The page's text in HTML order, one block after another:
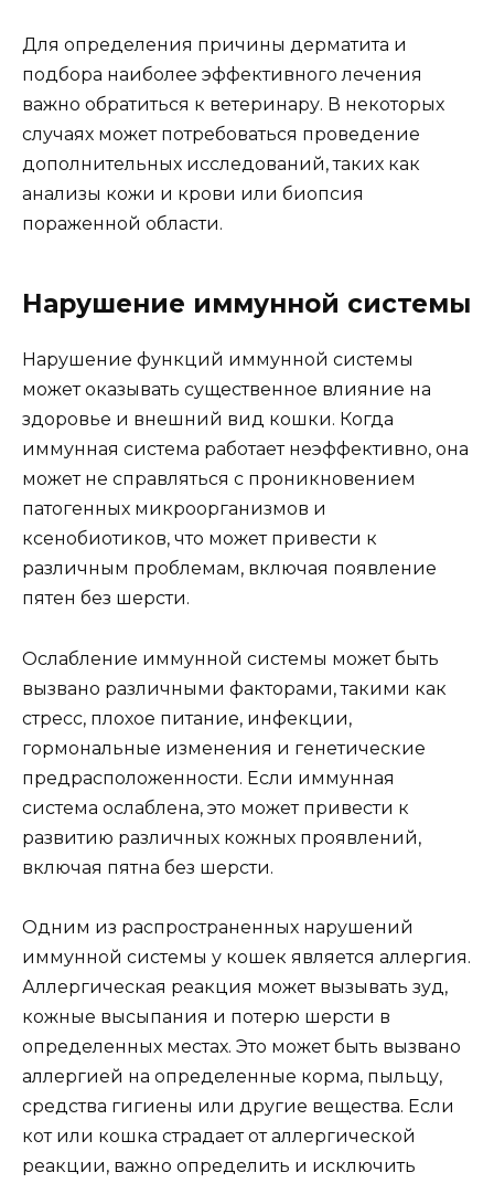
Для определения причины дерматита и
подбора наиболее эффективного лечения
важно обратиться к ветеринару. В некоторых
случаях может потребоваться проведение
дополнительных исследований, таких как
анализы кожи и крови или биопсия
пораженной области.
Нарушение иммунной системы
Нарушение функций иммунной системы
может оказывать существенное влияние на
здоровье и внешний вид кошки. Когда
иммунная система работает неэффективно, она
может не справляться с проникновением
патогенных микроорганизмов и
ксенобиотиков, что может привести к
различным проблемам, включая появление
пятен без шерсти.
Ослабление иммунной системы может быть
вызвано различными факторами, такими как
стресс, плохое питание, инфекции,
гормональные изменения и генетические
предрасположенности. Если иммунная
система ослаблена, это может привести к
развитию различных кожных проявлений,
включая пятна без шерсти.
Одним из распространенных нарушений
иммунной системы у кошек является аллергия.
Аллергическая реакция может вызывать зуд,
кожные высыпания и потерю шерсти в
определенных местах. Это может быть вызвано
аллергией на определенные корма, пыльцу,
средства гигиены или другие вещества. Если
кот или кошка страдает от аллергической
реакции, важно определить и исключить